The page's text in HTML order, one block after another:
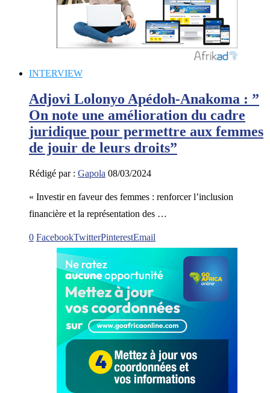
INTERVIEW
Adjovi Lolonyo Apédoh-Anakoma : ”
On note une amélioration du cadre
juridique pour permettre aux femmes
de jouir de leurs droits”
Rédigé par : Gapola 08/03/2024
« Investir en faveur des femmes : renforcer l’inclusion
financière et la représentation des …
0 FacebookTwitterPinterestEmail